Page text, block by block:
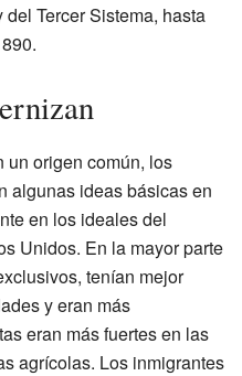
Tercer Sistema, hasta
un origen común, los
algunas ideas básicas en
en los ideales del
Unidos. En la mayor parte
tenían mejor
y eran más
eran más fuertes en las
agrícolas. Los inmigrantes